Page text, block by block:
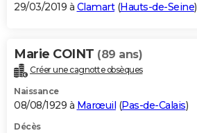
29/03/2019 à Clamart(Hauts-de-Seine)
Marie COINT (89 ans)
Créer une cagnotte obsèques
Naissance
08/08/1929 à Marœuil (Pas-de-Calais)
Décès